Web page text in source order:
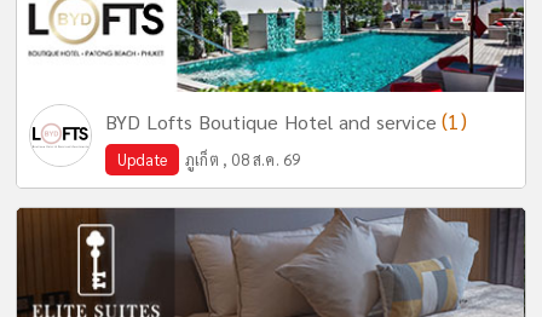
BYD Lofts Boutique Hotel and service(1)
Update ภูเก็ต , 08 ส.ค. 69